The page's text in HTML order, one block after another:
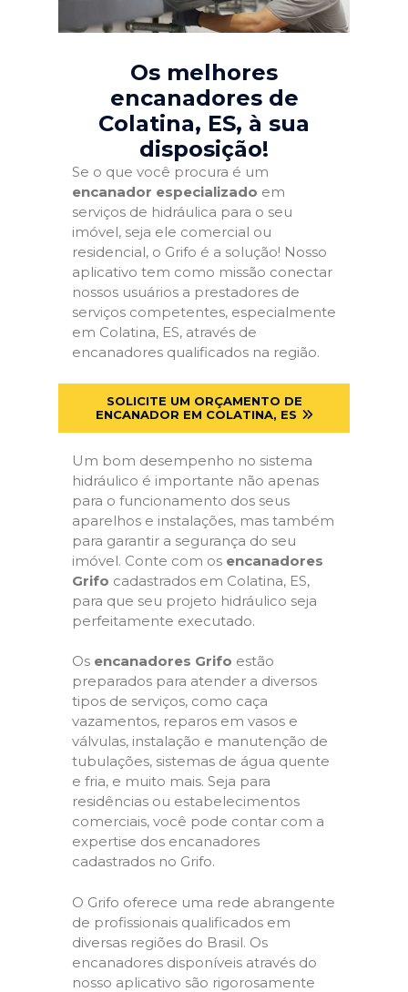
Os melhores
encanadores de
Colatina, ES, à sua
disposição!
Se o que você procura é um
encanador especializado em
serviços de hidráulica para o seu
imóvel, seja ele comercial ou
residencial, o Grifo é a solução! Nosso
aplicativo tem como missão conectar
nossos usuários a prestadores de
serviços competentes, especialmente
em Colatina, ES, através de
encanadores qualificados na região.
SOLICITE UM ORÇAMENTO DE
ENCANADOR EM COLATINA, ES
Um bom desempenho no sistema
hidráulico é importante não apenas
para o funcionamento dos seus
aparelhos e instalações, mas também
para garantir a segurança do seu
imóvel. Conte com os encanadores
Grifo cadastrados em Colatina, ES,
para que seu projeto hidráulico seja
perfeitamente executado.
Os encanadores Grifo estão
preparados para atender a diversos
tipos de serviços, como caça
vazamentos, reparos em vasos e
válvulas, instalação e manutenção de
tubulações, sistemas de água quente
e fria, e muito mais. Seja para
residências ou estabelecimentos
comerciais, você pode contar com a
expertise dos encanadores
cadastrados no Grifo.
O Grifo oferece uma rede abrangente
de profissionais qualificados em
diversas regiões do Brasil. Os
encanadores disponíveis através do
nosso aplicativo são rigorosamente